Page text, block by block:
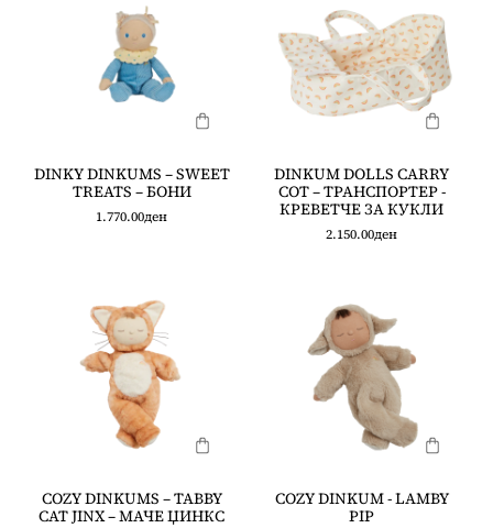
DINKY DINKUMS – SWEET
TREATS – БОНИ
1.770.00ден
DINKUM DOLLS CARRY
COT – ТРАНСПОРТЕР -
КРЕВЕТЧЕ ЗА КУКЛИ
2.150.00ден
COZY DINKUMS – TABBY
CAT JINX – МАЧЕ ЏИНКС
COZY DINKUM - LAMBY
PIP